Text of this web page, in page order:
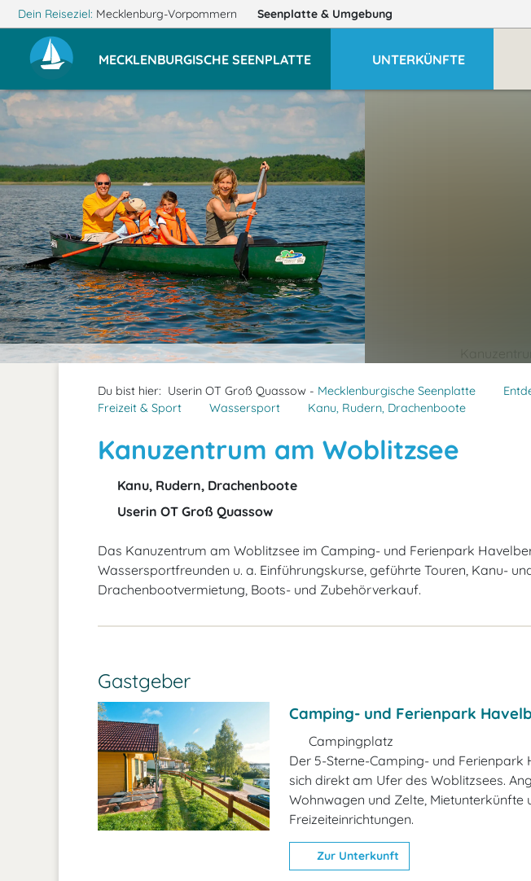
Dein Reiseziel: Mecklenburg-Vorpommern Seenplatte & Umgebung
MECKLENBURGISCHE SEENPLATTE UNTERKÜNFTE
Du bist hier: Userin OT Groß Quassow - Mecklenburgische Seenplatte
Freizeit & Sport
Wassersport Kanu, Rudern, Drachenboote
Kanuzentrum am Woblitzsee
Kanu, Rudern, Drachenboote
Userin OT Groß Quassow
Das Kanuzentrum am Woblitzsee im Camping- und Ferienpark
Wassersportfreunden u. a. Einführungskurse, geführte Touren, Kanu-
Drachenbootvermietung, Boots- und Zubehörverkauf.
Gastgeber
Camping- und Ferienpark
Campingplatz
Der 5-Sterne-Camping- und
sich direkt am Ufer des Woblitzsees.
Wohnwagen und Zelte, Mietunterkünfte
Freizeiteinrichtungen.
Zur Unterkunft